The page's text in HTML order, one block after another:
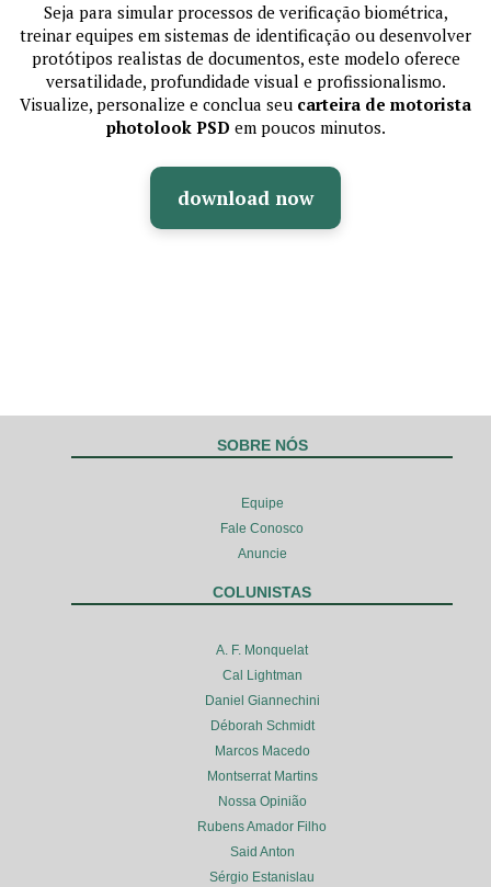
Seja para simular processos de verificação biométrica,
treinar equipes em sistemas de identificação ou desenvolver
protótipos realistas de documentos, este modelo oferece
versatilidade, profundidade visual e profissionalismo.
Visualize, personalize e conclua seu carteira de motorista
photolook PSD em poucos minutos.
download now
SOBRE NÓS
Equipe
Fale Conosco
Anuncie
COLUNISTAS
A. F. Monquelat
Cal Lightman
Daniel Giannechini
Déborah Schmidt
Marcos Macedo
Montserrat Martins
Nossa Opinião
Rubens Amador Filho
Said Anton
Sérgio Estanislau